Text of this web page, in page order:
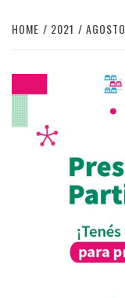
HOME 2021 AGOSTO